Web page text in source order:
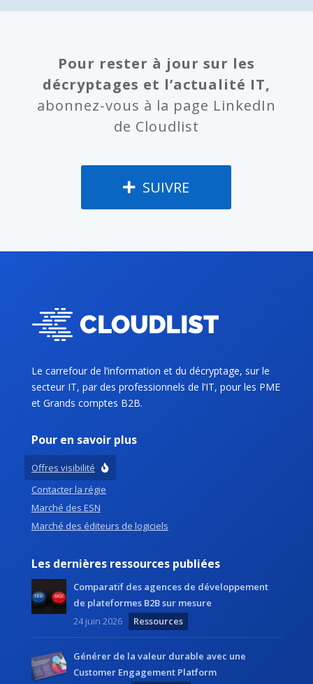
Pour rester à jour sur les
décryptages et l’actualité IT,
abonnez-vous à la page LinkedIn
de Cloudlist
SUIVRE
Le carrefour de l’information et du décryptage, sur le
secteur IT, par des professionnels de l’IT, pour les PME
et Grands comptes B2B.
Pour en savoir plus
Offres visibilité
Contacter la régie
Marché des ESN
Marché des éditeurs de logiciels
Les dernières ressources publiées
Comparatif des agences de développement
de plateformes B2B sur mesure
24 juin 2026
Ressources
Générer de la valeur durable avec une
Customer Engagement Platform